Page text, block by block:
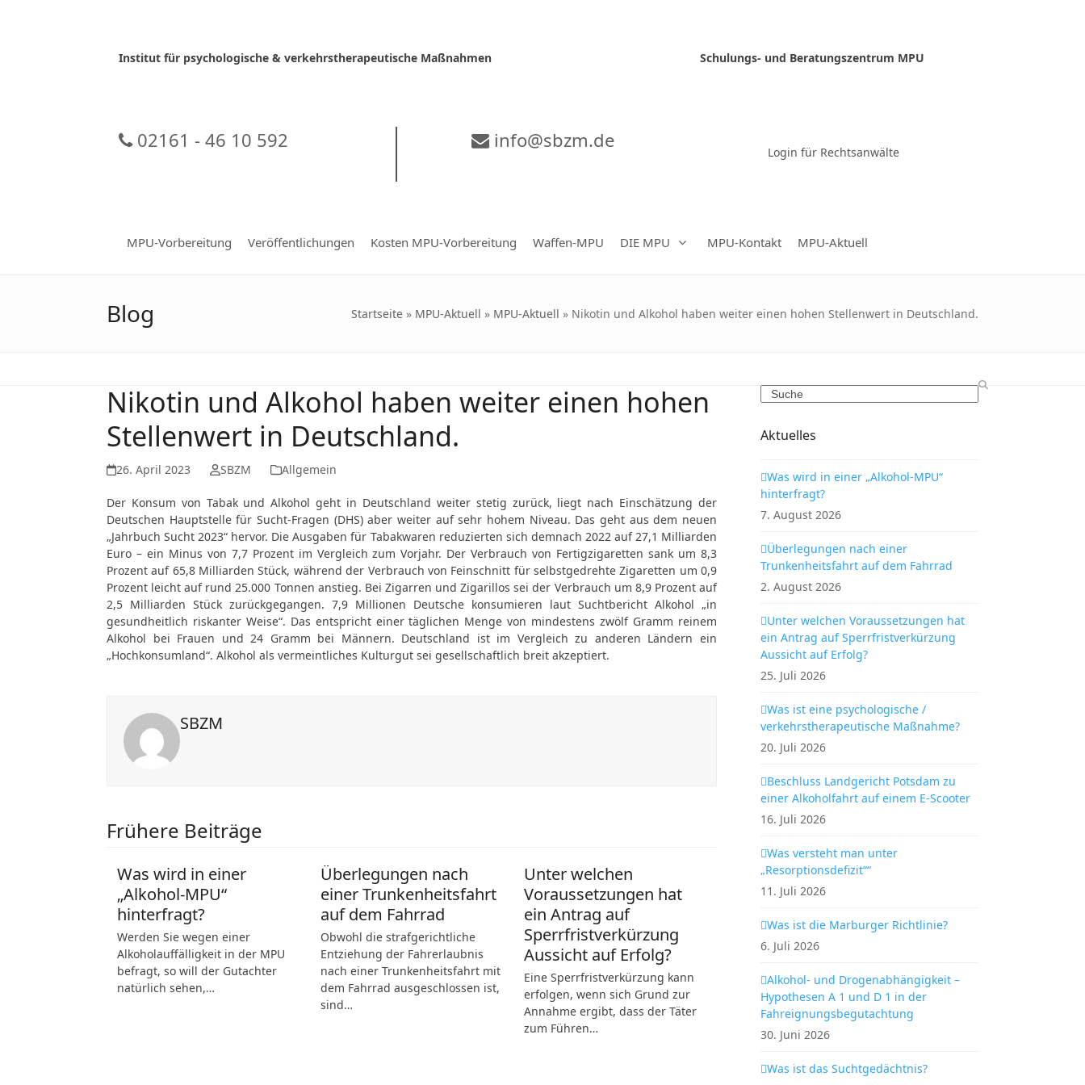
Institut für psychologische & verkehrstherapeutische Maßnahmen
Schulungs- und Beratungszentrum MPU
02161 - 46 10 592 info@sbzm.de
Login für Rechtsanwälte
MPU-Vorbereitung Veröffentlichungen Kosten MPU-Vorbereitung Waffen-MPU DIE MPU MPU-Kontakt MPU-Aktuell
Blog Startseite » MPU-Aktuell » MPU-Aktuell » Nikotin und Alkohol haben weiter einen hohen Stellenwert in Deutschland.
Nikotin und Alkohol haben weiter einen hohen
Stellenwert in Deutschland.
26. April 2023 SBZM Allgemein
Der Konsum von Tabak und Alkohol geht in Deutschland weiter stetig zurück, liegt nach Einschätzung der
Deutschen Hauptstelle für Sucht-Fragen (DHS) aber weiter auf sehr hohem Niveau. Das geht aus dem neuen
„Jahrbuch Sucht 2023“ hervor. Die Ausgaben für Tabakwaren reduzierten sich demnach 2022 auf 27,1 Milliarden
Euro – ein Minus von 7,7 Prozent im Vergleich zum Vorjahr. Der Verbrauch von Fertigzigaretten sank um 8,3
Prozent auf 65,8 Milliarden Stück, während der Verbrauch von Feinschnitt für selbstgedrehte Zigaretten um 0,9
Prozent leicht auf rund 25.000 Tonnen anstieg. Bei Zigarren und Zigarillos sei der Verbrauch um 8,9 Prozent auf
2,5 Milliarden Stück zurückgegangen. 7,9 Millionen Deutsche konsumieren laut Suchtbericht Alkohol „in
gesundheitlich riskanter Weise“. Das entspricht einer täglichen Menge von mindestens zwölf Gramm reinem
Alkohol bei Frauen und 24 Gramm bei Männern. Deutschland ist im Vergleich zu anderen Ländern ein
„Hochkonsumland“. Alkohol als vermeintliches Kulturgut sei gesellschaftlich breit akzeptiert.
SBZM
Frühere Beiträge
Was wird in einer
„Alkohol-MPU“
hinterfragt?
Werden Sie wegen einer
Alkoholauffälligkeit in der MPU
befragt, so will der Gutachter
natürlich sehen,…
Überlegungen nach
einer Trunkenheitsfahrt
auf dem Fahrrad
Obwohl die strafgerichtliche
Entziehung der Fahrerlaubnis
nach einer Trunkenheitsfahrt mit
dem Fahrrad ausgeschlossen ist,
sind…
Unter welchen
Voraussetzungen hat
ein Antrag auf
Sperrfristverkürzung
Aussicht auf Erfolg?
Eine Sperrfristverkürzung kann
erfolgen, wenn sich Grund zur
Annahme ergibt, dass der Täter
zum Führen…
Search
Aktuelles
Was wird in einer „Alkohol-MPU“
hinterfragt?
7. August 2026
Überlegungen nach einer
Trunkenheitsfahrt auf dem Fahrrad
2. August 2026
Unter welchen Voraussetzungen hat
ein Antrag auf Sperrfristverkürzung
Aussicht auf Erfolg?
25. Juli 2026
Was ist eine psychologische /
verkehrstherapeutische Maßnahme?
20. Juli 2026
Beschluss Landgericht Potsdam zu
einer Alkoholfahrt auf einem E-Scooter
16. Juli 2026
Was versteht man unter
„Resorptionsdefizit““
11. Juli 2026
Was ist die Marburger Richtlinie?
6. Juli 2026
Alkohol- und Drogenabhängigkeit –
Hypothesen A 1 und D 1 in der
Fahreignungsbegutachtung
30. Juni 2026
Was ist das Suchtgedächtnis?